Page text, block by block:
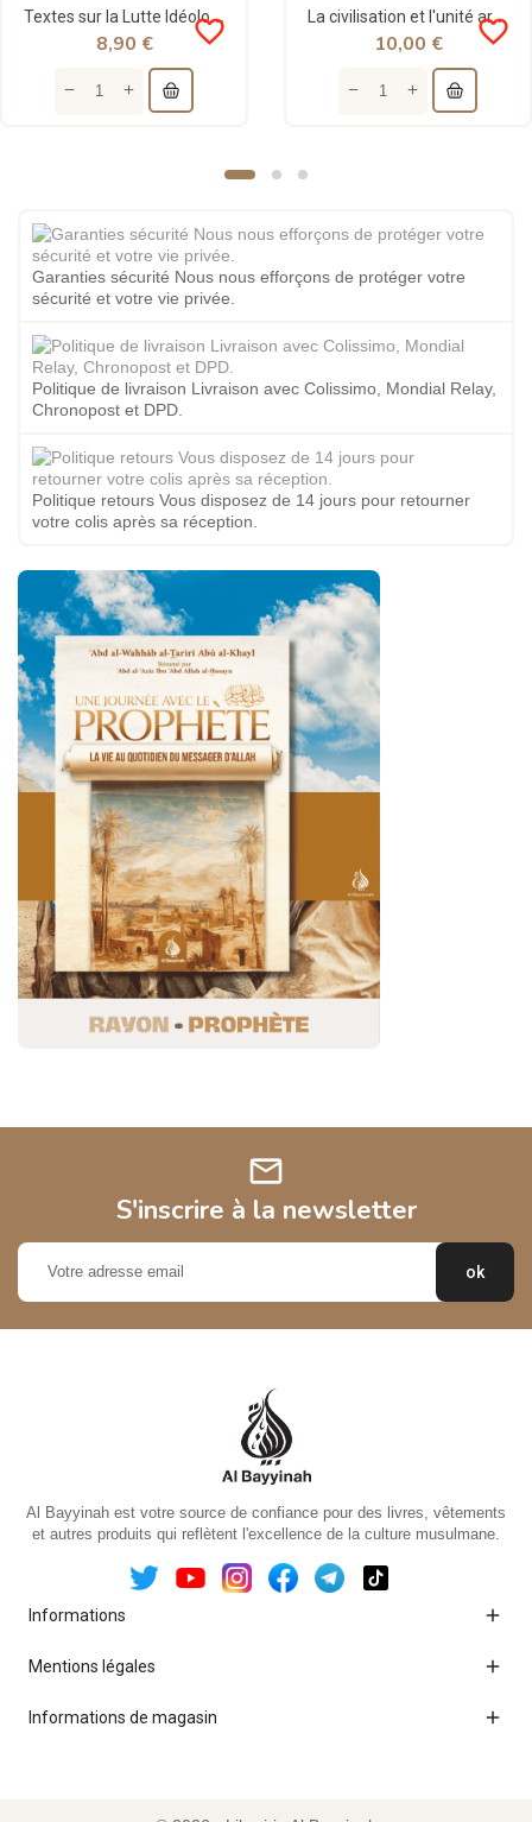
Textes sur la Lutte Idéologique - Malek Bennabi - Héritage Édition
favorite_border
8,90 €
La civilisation et l'unité arabes - Constantin Zureiq - Héritage
favorite_border
10,00 €
Garanties sécurité Nous nous efforçons de protéger votre
sécurité et votre vie privée.
Politique de livraison Livraison avec Colissimo, Mondial Relay,
Chronopost et DPD.
Politique retours Vous disposez de 14 jours pour retourner
votre colis après sa réception.
mail
S'inscrire à la newsletter
Al Bayyinah est votre source de confiance pour des livres, vêtements
et autres produits qui reflètent l'excellence de la culture musulmane.
Informations 
Mentions légales 
Informations de magasin 